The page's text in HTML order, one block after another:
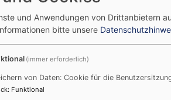
und Anwendungen von Drittanbietern
bitte unsere
(immer erforderlich)
von Daten: Cookie für die
: Funktional